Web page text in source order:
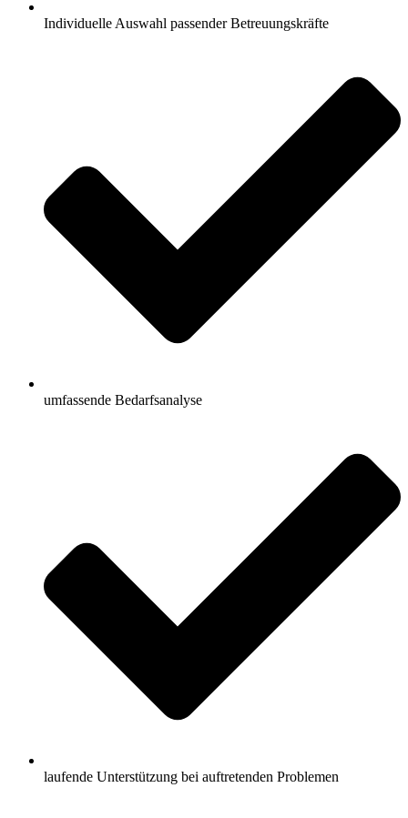
Individuelle Auswahl passender Betreuungskräfte
umfassende Bedarfsanalyse
laufende Unterstützung bei auftretenden Problemen